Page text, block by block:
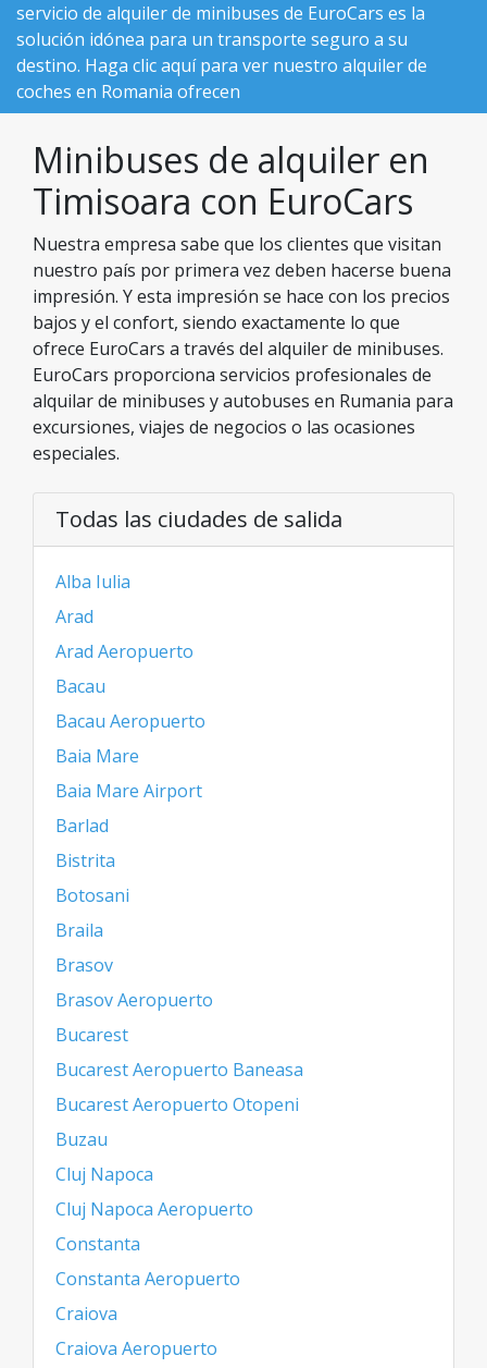
servicio de alquiler de minibuses de EuroCars es la
solución idónea para un transporte seguro a su
destino. Haga clic aquí para ver nuestro alquiler de
coches en Romania ofrecen
Minibuses de alquiler en
Timisoara con EuroCars
Nuestra empresa sabe que los clientes que visitan
nuestro país por primera vez deben hacerse buena
impresión. Y esta impresión se hace con los precios
bajos y el confort, siendo exactamente lo que
ofrece EuroCars a través del alquiler de minibuses.
EuroCars proporciona servicios profesionales de
alquilar de minibuses y autobuses en Rumania para
excursiones, viajes de negocios o las ocasiones
especiales.
Todas las ciudades de salida
Alba Iulia
Arad
Arad Aeropuerto
Bacau
Bacau Aeropuerto
Baia Mare
Baia Mare Airport
Barlad
Bistrita
Botosani
Braila
Brasov
Brasov Aeropuerto
Bucarest
Bucarest Aeropuerto Baneasa
Bucarest Aeropuerto Otopeni
Buzau
Cluj Napoca
Cluj Napoca Aeropuerto
Constanta
Constanta Aeropuerto
Craiova
Craiova Aeropuerto